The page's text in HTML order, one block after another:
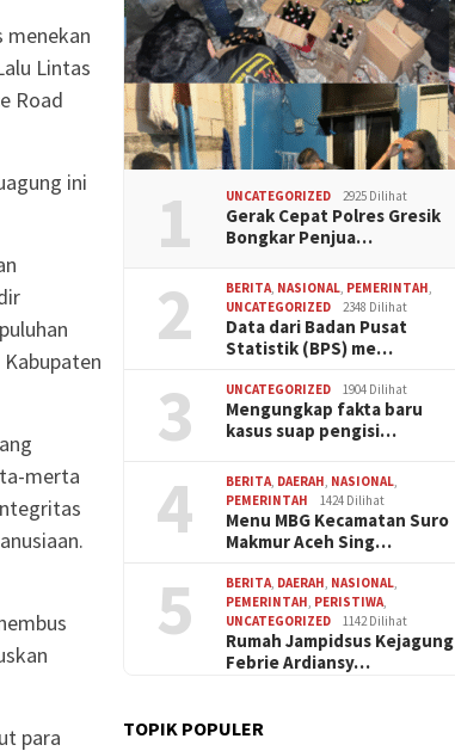
menekan
Lintas
Road
ini
merta
para
1 UNCATEGORIZED 2925 Dilihat
Gerak Cepat Polres Gresik
Bongkar Penjua…
2 BERITA NASIONAL PEMERINTAH
UNCATEGORIZED
2348 Dilihat
Data dari Badan Pusat
Statistik (BPS) me…
3 UNCATEGORIZED 1904 Dilihat
Mengungkap fakta baru
kasus suap pengisi…
4 BERITA DAERAH NASIONAL
PEMERINTAH
1424 Dilihat
Menu MBG Kecamatan Suro
Makmur Aceh Sing…
5 BERITA DAERAH NASIONAL
PEMERINTAH PERISTIWA
UNCATEGORIZED
1142 Dilihat
Rumah Jampidsus Kejagung
Febrie Ardiansy…
TOPIK POPULER